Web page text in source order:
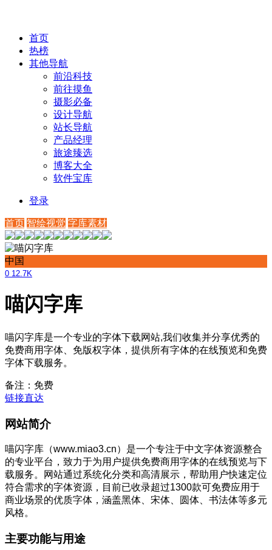
首页
热榜
其他导航
前沿科技
前往摸鱼
摄影必备
设计导航
站长导航
产品经理
旅途臻选
博客大全
软件宝库
登录
首页 智绘视觉 字库素材
中国
0 12.7K
喵闪字库
喵闪字库是一个专业的字体下载网站,我们收集并分享优秀的
免费商用字体、免版权字体，提供所有字体的在线预览和免费
字体下载服务。
备注：免费
链接直达
网站简介
喵闪字库（www.miao3.cn）是一个专注于中文字体资源整合
的专业平台，致力于为用户提供免费商用字体的在线预览与下
载服务。网站通过系统化分类和高清展示，帮助用户快速定位
符合需求的字体资源，目前已收录超过1300款可免费应用于
商业场景的优质字体，涵盖黑体、宋体、圆体、书法体等多元
风格。
主要功能与用途